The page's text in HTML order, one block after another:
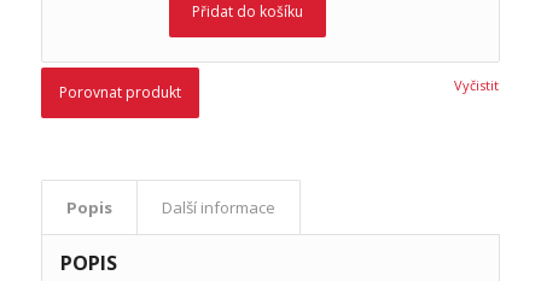
Vyčistit
Přidat do košíku
Porovnat produkt
Popis Další informace
POPIS